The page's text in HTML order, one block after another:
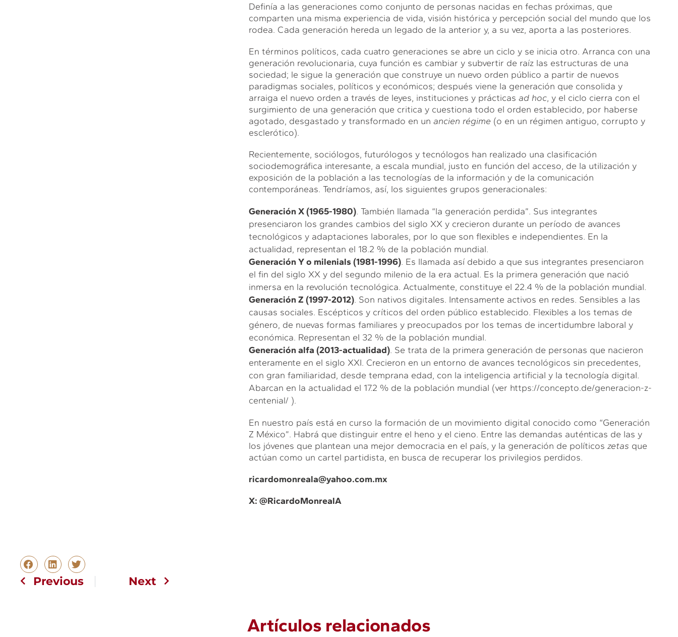
Definía a las generaciones como conjunto de personas nacidas en fechas próximas, que
comparten una misma experiencia de vida, visión histórica y percepción social del mundo que los
rodea. Cada generación hereda un legado de la anterior y, a su vez, aporta a las posteriores.
En términos políticos, cada cuatro generaciones se abre un ciclo y se inicia otro. Arranca con una
generación revolucionaria, cuya función es cambiar y subvertir de raíz las estructuras de una
sociedad; le sigue la generación que construye un nuevo orden público a partir de nuevos
paradigmas sociales, políticos y económicos; después viene la generación que consolida y
arraiga el nuevo orden a través de leyes, instituciones y prácticas ad hoc, y el ciclo cierra con el
surgimiento de una generación que critica y cuestiona todo el orden establecido, por haberse
agotado, desgastado y transformado en un ancien régime (o en un régimen antiguo, corrupto y
esclerótico).
Recientemente, sociólogos, futurólogos y tecnólogos han realizado una clasificación
sociodemográfica interesante, a escala mundial, justo en función del acceso, de la utilización y
exposición de la población a las tecnologías de la información y de la comunicación
contemporáneas. Tendríamos, así, los siguientes grupos generacionales:
Generación X (1965-1980). También llamada “la generación perdida”. Sus integrantes
presenciaron los grandes cambios del siglo XX y crecieron durante un período de avances
tecnológicos y adaptaciones laborales, por lo que son flexibles e independientes. En la
actualidad, representan el 18.2 % de la población mundial.
Generación Y o milenials (1981-1996). Es llamada así debido a que sus integrantes presenciaron
el fin del siglo XX y del segundo milenio de la era actual. Es la primera generación que nació
inmersa en la revolución tecnológica. Actualmente, constituye el 22.4 % de la población mundial.
Generación Z (1997-2012). Son nativos digitales. Intensamente activos en redes. Sensibles a las
causas sociales. Escépticos y críticos del orden público establecido. Flexibles a los temas de
género, de nuevas formas familiares y preocupados por los temas de incertidumbre laboral y
económica. Representan el 32 % de la población mundial.
Generación alfa (2013-actualidad). Se trata de la primera generación de personas que nacieron
enteramente en el siglo XXI. Crecieron en un entorno de avances tecnológicos sin precedentes,
con gran familiaridad, desde temprana edad, con la inteligencia artificial y la tecnología digital.
Abarcan en la actualidad el 17.2 % de la población mundial (ver https://concepto.de/generacion-z-
centenial/ ).
En nuestro país está en curso la formación de un movimiento digital conocido como “Generación
Z México”. Habrá que distinguir entre el heno y el cieno. Entre las demandas auténticas de las y
los jóvenes que plantean una mejor democracia en el país, y la generación de políticos zetas que
actúan como un cartel partidista, en busca de recuperar los privilegios perdidos.
ricardomonreala@yahoo.com.mx
X: @RicardoMonrealA
Previous Next
Artículos relacionados